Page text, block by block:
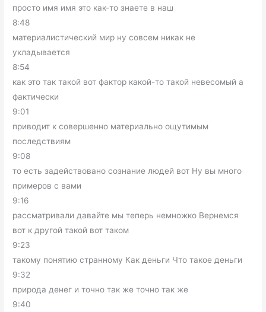
просто имя имя это как-то знаете в наш
8:48
материалистический мир ну совсем никак не
укладывается
8:54
как это так такой вот фактор какой-то такой невесомый а
фактически
9:01
приводит к совершенно материально ощутимым
последствиям
9:08
то есть задействовано сознание людей вот Ну вы много
примеров с вами
9:16
рассматривали давайте мы теперь немножко Вернемся
вот к другой такой вот таком
9:23
такому понятию странному Как деньги Что такое деньги
9:32
природа денег и точно так же точно так же
9:40